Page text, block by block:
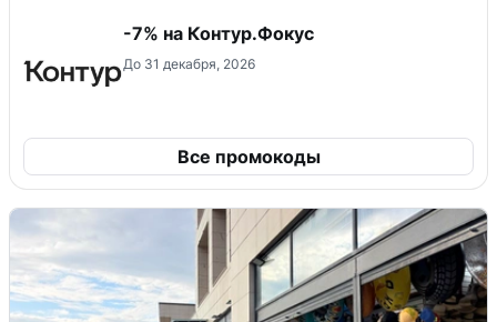
-7% на Контур.Фокус
До 31 декабря, 2026
Все промокоды